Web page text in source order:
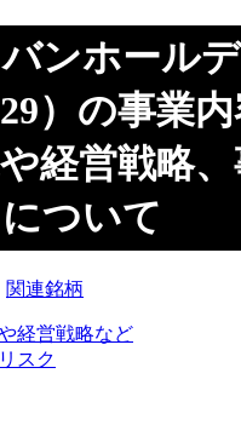
ンホール
）の事業
経営戦略
ついて
関連銘柄
経営戦略など
スク